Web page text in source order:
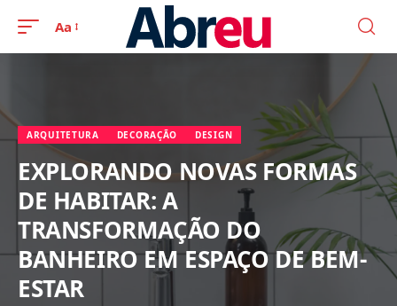
Aa
ARQUITETURA DECORAÇÃO DESIGN
EXPLORANDO NOVAS FORMAS
DE HABITAR: A
TRANSFORMAÇÃO DO
BANHEIRO EM ESPAÇO DE BEM-
ESTAR